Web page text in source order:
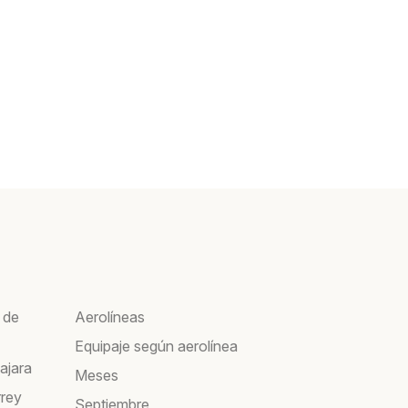
Aerolíneas
Equipaje según aerolínea
Meses